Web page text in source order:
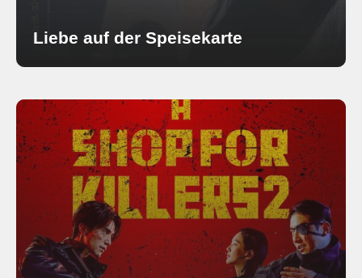
Liebe auf der Speisekarte